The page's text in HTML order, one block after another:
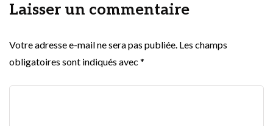
Laisser un commentaire
Votre adresse e-mail ne sera pas publiée. Les champs
obligatoires sont indiqués avec *